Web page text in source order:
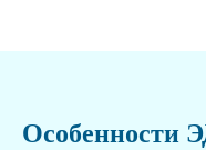
Особенности